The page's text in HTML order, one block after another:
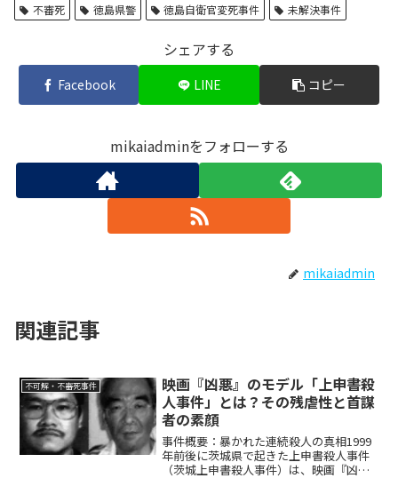
不審死
徳島県警 徳島自衛官変死事件 未解決事件
シェアする
Facebook LINE コピー
mikaiadminをフォローする
mikaiadmin
関連記事
不可解・不審死事件
映画『凶悪』のモデル「上申書殺
人事件」とは？その残虐性と首謀
者の素顔
事件概要：暴かれた連続殺人の真相1999
年前後に茨城県で起きた上申書殺人事件
（茨城上申書殺人事件）は、映画『凶